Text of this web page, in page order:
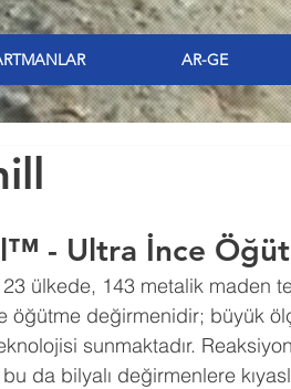
AR-GE
- Ultra İnce
ülkede, 143 metalik maden
öğütme değirmenidir; büyük
sunmaktadır.
da bilyalı değirmenlere